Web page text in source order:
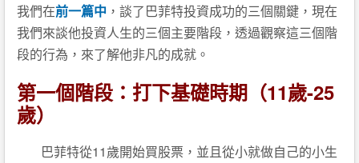
我們在前一篇中 ，談了巴菲特投資成功的三個關鍵，現在
我們來談他投資人生的三個主要階段，透過觀察這三個階
段的行為，來了解他非凡的成就。
第一個階段：打下基礎時期（11歲-25
歲）
巴菲特從11歲開始買股票，並且從小就做自己的小生